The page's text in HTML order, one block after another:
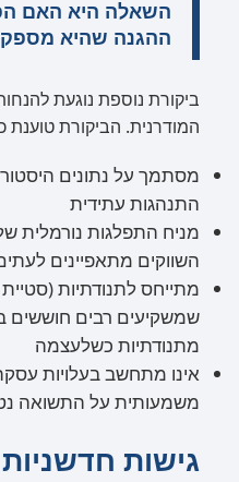
השאלה היא האם
ההגנה שהיא
ביקורת נוספת נוגעת
המודרנית. הביקורת טוענת
מסתמך על נתונים
התנהגות עתידית
מניח התפלגות נורמלית
השווקים מתאפיינים לעתים
מתייחס לתנודתיות
שמשקיעים רבים חוששים
מתנודתיות כשלעצמה
אינו מתחשב בעלויות
משמעותית על התשואה
גישות